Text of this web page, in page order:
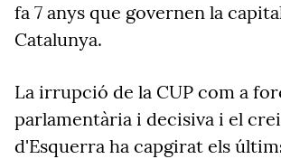
fa 7 anys que governen la
Catalunya.
La irrupció de la CUP com a
parlamentària i decisiva i el
d'Esquerra ha capgirat els